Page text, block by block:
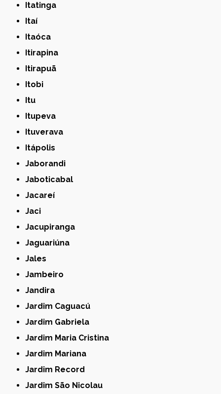
Itatinga
Itaí
Itaóca
Itirapina
Itirapuã
Itobi
Itu
Itupeva
Ituverava
Itápolis
Jaborandi
Jaboticabal
Jacareí
Jaci
Jacupiranga
Jaguariúna
Jales
Jambeiro
Jandira
Jardim Caguacú
Jardim Gabriela
Jardim Maria Cristina
Jardim Mariana
Jardim Record
Jardim São Nicolau